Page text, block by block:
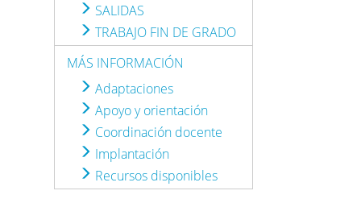
SALIDAS
TRABAJO FIN DE GRADO
MÁS INFORMACIÓN
Adaptaciones
Apoyo y orientación
Coordinación docente
Implantación
Recursos disponibles